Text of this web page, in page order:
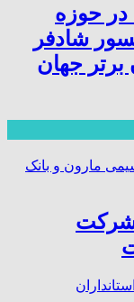
در حوزه
شادفر
جهان
شرکت